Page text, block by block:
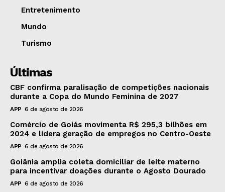
Entretenimento
Mundo
Turismo
Últimas
CBF confirma paralisação de competições nacionais
durante a Copa do Mundo Feminina de 2027
APP 6 de agosto de 2026
Comércio de Goiás movimenta R$ 295,3 bilhões em
2024 e lidera geração de empregos no Centro-Oeste
APP 6 de agosto de 2026
Goiânia amplia coleta domiciliar de leite materno
para incentivar doações durante o Agosto Dourado
APP 6 de agosto de 2026